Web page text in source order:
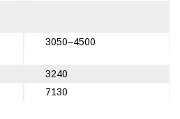
3050–4500
3240
7130